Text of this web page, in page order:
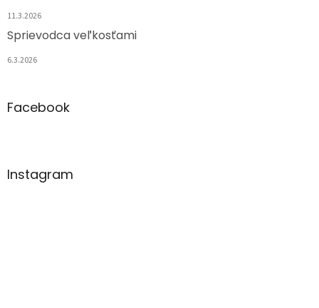
11.3.2026
Sprievodca veľkosťami
6.3.2026
Facebook
Instagram